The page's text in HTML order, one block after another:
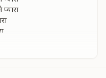
थी
थी